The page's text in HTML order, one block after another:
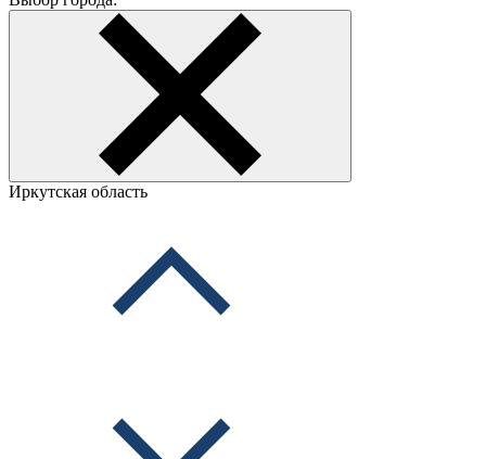
Иркутская область